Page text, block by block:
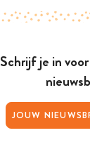
Schrijf je in